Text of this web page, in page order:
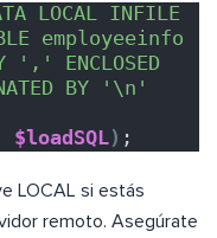
LOCAL INFILE
employeeinfo
',' ENCLOSED
BY '\n'
$loadSQL) ;
LOCAL si estás
remoto. Asegúrate